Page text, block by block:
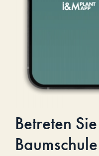
Betreten
Baumschule